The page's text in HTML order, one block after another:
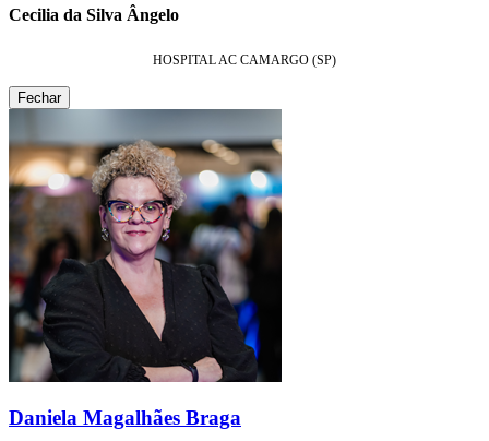
Cecilia da Silva Ângelo
HOSPITAL AC CAMARGO (SP)
Fechar
Daniela Magalhães Braga